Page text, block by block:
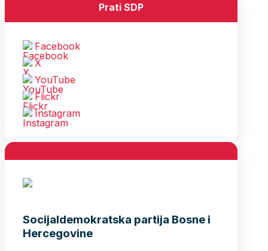
Prati SDP
Facebook
X
YouTube
Flickr
Instagram
Socijaldemokratska partija Bosne i
Hercegovine